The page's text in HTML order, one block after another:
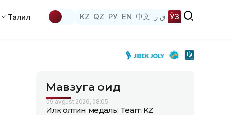
Таҳлил KZ QZ РУ EN 中文 ق ز ЎЗ
Мавзуга оид
09 avgust 2026, 08:05
Илк олтин медаль: Team KZ